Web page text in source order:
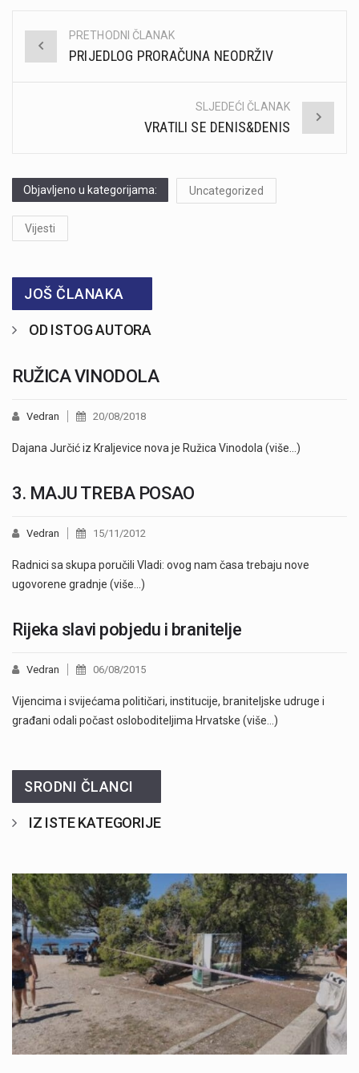
Post
PRETHODNI ČLANAK
PRIJEDLOG PRORAČUNA NEODRŽIV
SLJEDEĆI ČLANAK
VRATILI SE DENIS&DENIS
Objavljeno u kategorijama: Uncategorized
Vijesti
JOŠ ČLANAKA
OD ISTOG AUTORA
RUŽICA VINODOLA
Vedran 20/08/2018
Dajana Jurčić iz Kraljevice nova je Ružica Vinodola (više…)
3. MAJU TREBA POSAO
Vedran 15/11/2012
Radnici sa skupa poručili Vladi: ovog nam časa trebaju nove
ugovorene gradnje (više…)
Rijeka slavi pobjedu i branitelje
Vedran 06/08/2015
Vijencima i svijećama političari, institucije, braniteljske udruge i
građani odali počast osloboditeljima Hrvatske (više…)
SRODNI ČLANCI
IZ ISTE KATEGORIJE